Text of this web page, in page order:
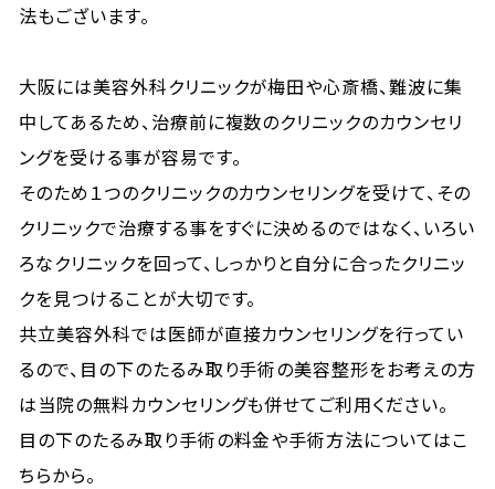
法もございます。
大阪には美容外科クリニックが梅田や心斎橋、難波に集
中してあるため、治療前に複数のクリニックのカウンセリ
ングを受ける事が容易です。
そのため１つのクリニックのカウンセリングを受けて、その
クリニックで治療する事をすぐに決めるのではなく、いろい
ろなクリニックを回って、しっかりと自分に合ったクリニッ
クを見つけることが大切です。
共立美容外科では医師が直接カウンセリングを行ってい
るので、目の下のたるみ取り手術の美容整形をお考えの方
は当院の無料カウンセリングも併せてご利用ください。
目の下のたるみ取り手術の料金や手術方法についてはこ
ちらから。